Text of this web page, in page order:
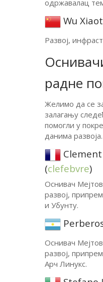
одржавалац
Wu
Развој,
радне
Желимо да се
залагању
помогли у
данима развоја.
(clefebvre)
Оснивач
развој,
и Убунту.
Оснивач
развој,
Арч Линукс.